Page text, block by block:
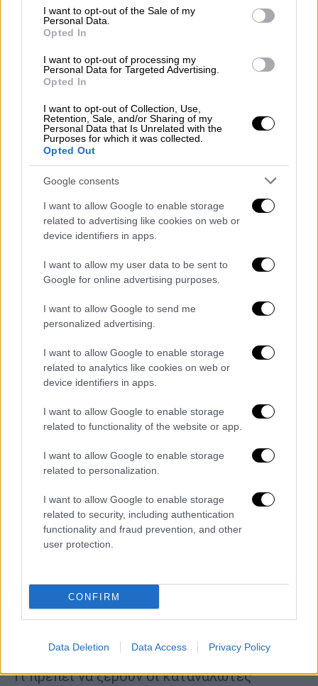
consent section.
I want to opt-out of the Sale of my
Personal Data.
Opted In
I want to opt-out of processing my
Personal Data for Targeted Advertising.
Opted In
I want to opt-out of Collection, Use,
Retention, Sale, and/or Sharing of my
Personal Data that Is Unrelated with the
Purposes for which it was collected.
Opted Out
Google consents
I want to allow Google to enable storage
related to advertising like cookies on web or
device identifiers in apps.
I want to allow my user data to be sent to
Google for online advertising purposes.
I want to allow Google to send me
personalized advertising.
I want to allow Google to enable storage
related to analytics like cookies on web or
device identifiers in apps.
I want to allow Google to enable storage
related to functionality of the website or app.
I want to allow Google to enable storage
related to personalization.
I want to allow Google to enable storage
related to security, including authentication
functionality and fraud prevention, and other
user protection.
CONFIRM
Data Deletion Data Access Privacy Policy
Οικονομία| 07.06.2026 17:39
Ανατολή: Πώς επηρέασε αγορές και
Ο πόλεμος συνεχίζει να προκαλεί σημαντική
μεταβλητότητα σε όλες τις κατηγορίες
assets
Ελλάδα|05.06.2026 01:00
Πόσο θα κρατήσουν
Τι πρέπει να ξέρουν οι καταναλωτές